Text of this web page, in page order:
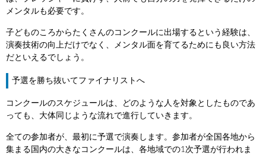
メンタルも必要です。
子どものころからたくさんのコンクールに出場するという経験は、
演奏技術の向上だけでなく、メンタル面を育てるためにも良い方法
だといえるでしょう。
予選を勝ち抜いてファイナリストへ
コンクールのスケジュールは、どのような人を対象としたものであ
っても、大体同じような流れで進行していきます。
全ての参加者が、最初に予選で演奏します。参加者が全国各地から
集まる国内の大きなコンクールは、各地域での1次予選が行われま